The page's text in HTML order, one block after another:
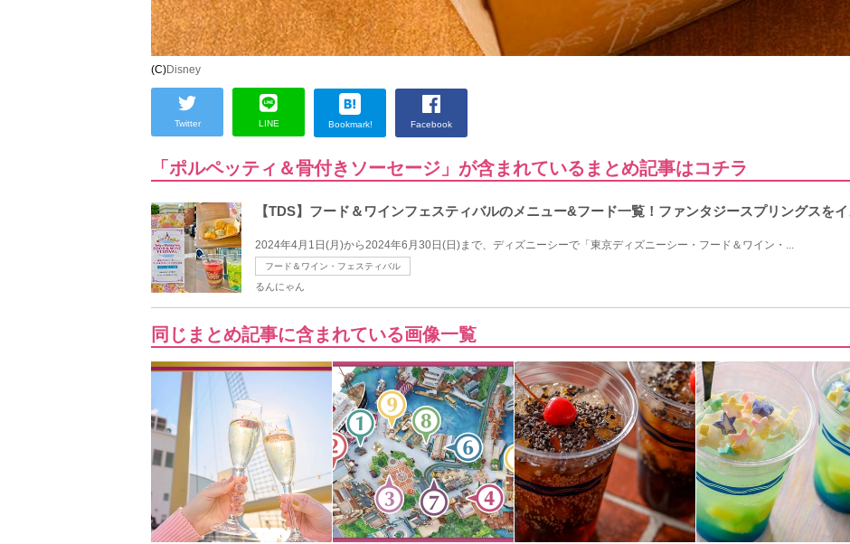
(C)Disney
Twitter LINE Bookmark! Facebook
「ポルペッティ＆骨付きソーセージ」が含まれているまとめ記事はコチラ
【TDS】フード＆ワインフェスティバルのメニュー&フード一覧！ファンタジースプリングスを
2024年4月1日(月)から2024年6月30日(日)まで、ディズニーシーで「東京ディズニーシー・フード＆ワイン・...
フード＆ワイン・フェスティバル
るんにゃん
同じまとめ記事に含まれている画像一覧